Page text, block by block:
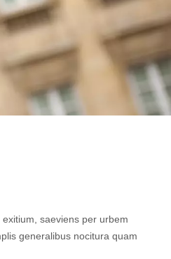
saeviens per urbem
generalibus nocitura quam